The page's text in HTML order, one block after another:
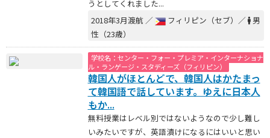
うとしてくれました...
2018年3月渡航 ／
フィリピン（セブ）／ 男
性（23歳）
学校名：センター・フォー・プレミア・インターナショナ
ル・ランゲージ・スタディーズ（フィリピン）
韓国人がほとんどで、韓国人はかたまっ
て韓国語で話しています。ゆえに日本人
もか...
無料授業はレベル別ではないようなので少し難し
いみたいですが、英語漬けになるにはいいと思い